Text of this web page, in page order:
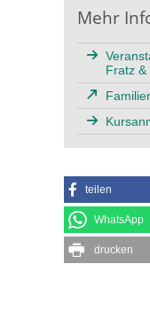
Mehr
Fratz &
teilen
WhatsApp
drucken